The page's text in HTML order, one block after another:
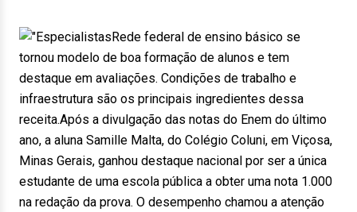
Rede federal de ensino básico se
tornou modelo de boa formação de alunos e tem
destaque em avaliações. Condições de trabalho e
infraestrutura são os principais ingredientes dessa
receita.Após a divulgação das notas do Enem do último
ano, a aluna Samille Malta, do Colégio Coluni, em Viçosa,
Minas Gerais, ganhou destaque nacional por ser a única
estudante de uma escola pública a obter uma nota 1.000
na redação da prova. O desempenho chamou a atenção